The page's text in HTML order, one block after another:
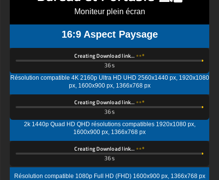
Moniteur plein écran
16:9 Aspect Paysage
Creating Download link…
Résolution compatible 4K 2160p Ultra HD UHD 2560x1440 px, 1920x1080
px, 1600x900 px, 1366x768 px
Creating Download link…
2k 1440p Quad HD QHD résolutions compatibles 1920x1080 px,
Creating Download link…
Résolution compatible 1080p Full HD (FHD) 1600x900 px, 1366x768 px
Pour Téléphone Mobile📱